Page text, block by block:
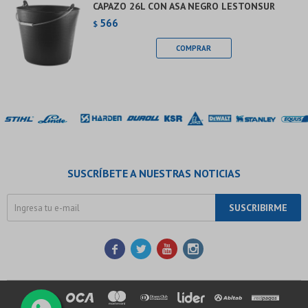
CAPAZO 26L CON ASA NEGRO LESTONSUR
$ 566
SUSCRÍBETE A NUESTRAS NOTICIAS
SUSCRIBIRME
   